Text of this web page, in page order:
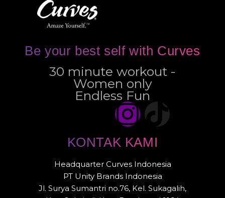
Be your best self with Curves
30 minute workout -
Women only
Endless Fun
KONTAK KAMI
Headquarter Curves Indonesia
PT Unity Brands Indonesia
Jl. Surya Sumantri no.76, Kel. Sukagalih,